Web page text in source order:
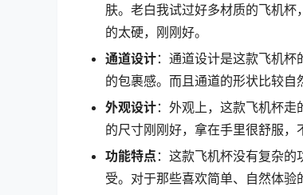
肤。老白我试过好多材质的飞机
的太硬，刚刚好。
通道设计：通道设计是这款飞机
的包裹感。而且通道的形状比较自
外观设计：外观上，这款飞机杯
的尺寸刚刚好，拿在手里很舒服，
功能特点 ：这款飞机杯没有复杂
受。对于那些喜欢简单、自然体验